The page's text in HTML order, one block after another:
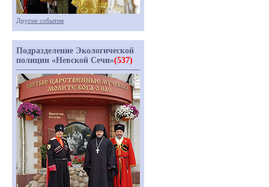
Другие события
Подразделение Экологической
полиции «Невской Сечи»(537)